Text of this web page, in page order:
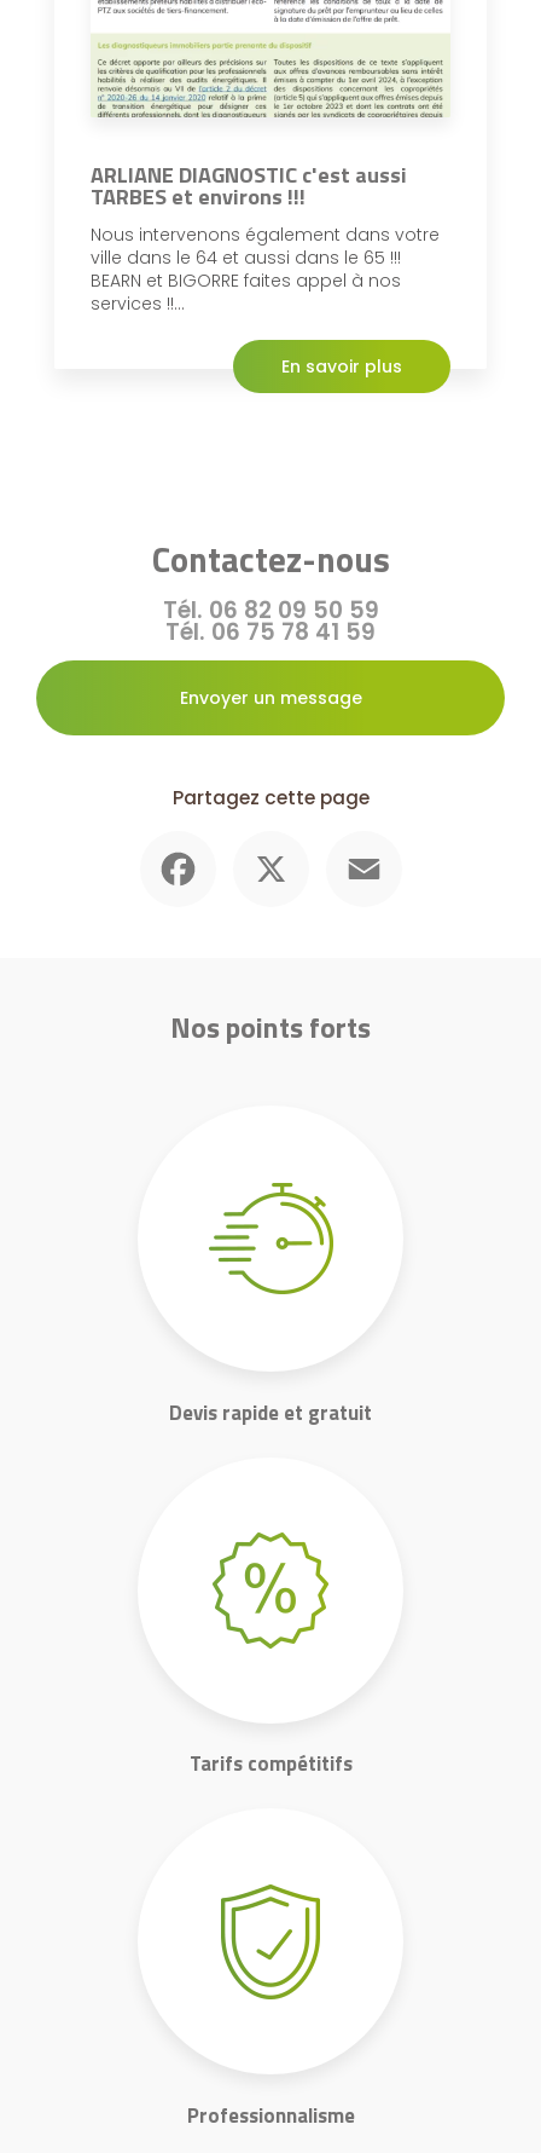
ARLIANE DIAGNOSTIC c'est aussi
TARBES et environs !!!
Nous intervenons également dans votre
ville dans le 64 et aussi dans le 65 !!!
BEARN et BIGORRE faites appel à nos
services !!...
En savoir plus
Contactez-nous
Tél. 06 82 09 50 59
Tél. 06 75 78 41 59
Envoyer un message
Partagez cette page
Nos points forts
Devis rapide et gratuit
Tarifs compétitifs
Professionnalisme